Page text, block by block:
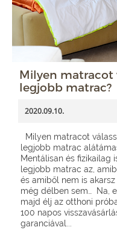
Milyen matracot
legjobb matrac?
2020.09.10.
Milyen matracot
legjobb matrac
Mentálisan és fizikailag
legjobb matrac az,
és amiből nem is
még délben sem… Na,
majd élj az otthoni
100 napos
garanciával...